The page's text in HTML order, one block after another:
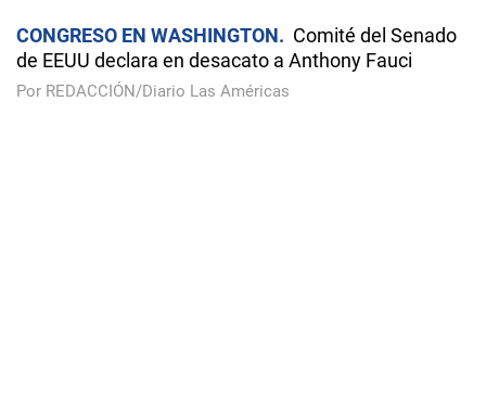
CONGRESO EN WASHINGTON
Comité del Senado
de EEUU declara en desacato a Anthony Fauci
Por REDACCIÓN/Diario Las Américas